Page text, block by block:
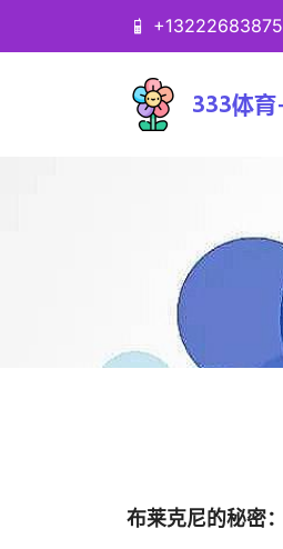
+13222683875
布莱克尼的秘密